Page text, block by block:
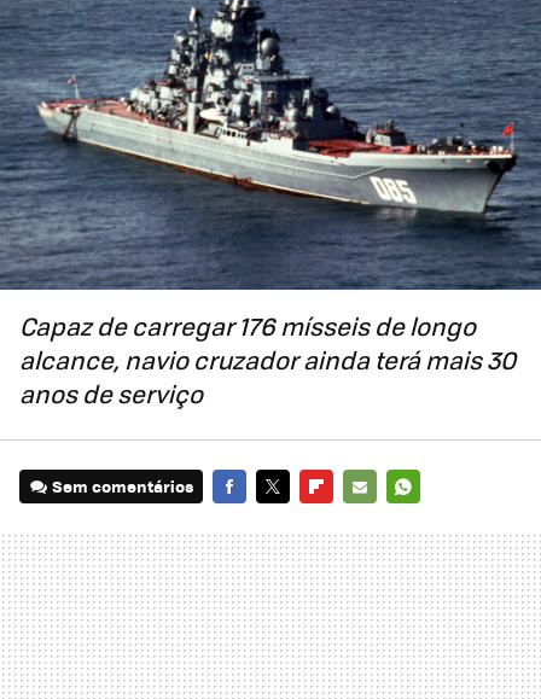
Capaz de carregar 176 mísseis de longo
alcance, navio cruzador ainda terá mais 30
anos de serviço
Sem comentários
MAIL